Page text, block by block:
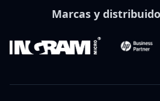
Marcas y